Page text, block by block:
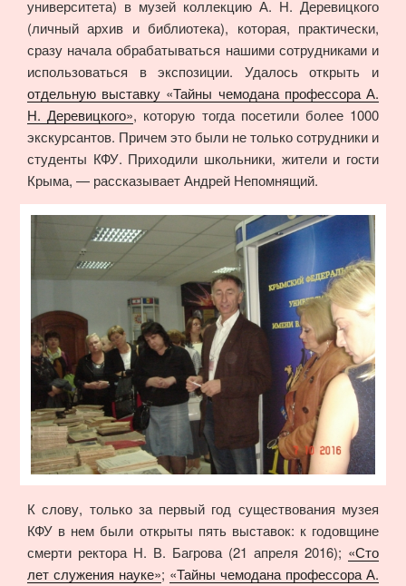
университета) в музей коллекцию А. Н. Деревицкого
(личный архив и библиотека), которая, практически,
сразу начала обрабатываться нашими сотрудниками и
использоваться в экспозиции. Удалось открыть и
отдельную выставку «Тайны чемодана профессора А.
Н. Деревицкого», которую тогда посетили более 1000
экскурсантов. Причем это были не только сотрудники и
студенты КФУ. Приходили школьники, жители и гости
Крыма, — рассказывает Андрей Непомнящий.
К слову, только за первый год существования музея
КФУ в нем были открыты пять выставок: к годовщине
смерти ректора Н. В. Багрова (21 апреля 2016); «Сто
лет служения науке»; «Тайны чемодана профессора А.